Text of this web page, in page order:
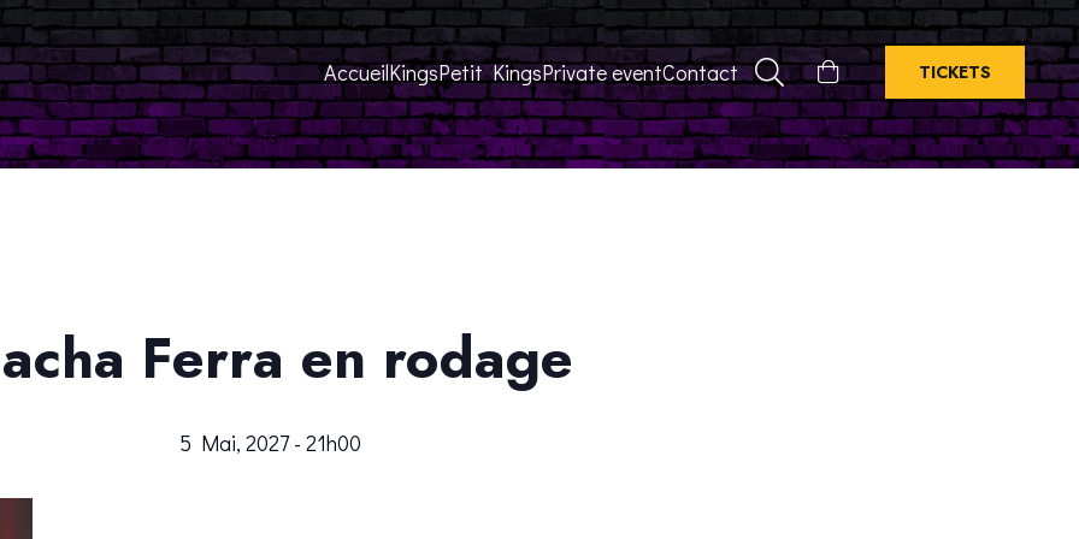
AccueilKingsPetit KingsPrivate eventContact TICKETS
Ferra en rodage
5 Mai, 2027 - 21h00